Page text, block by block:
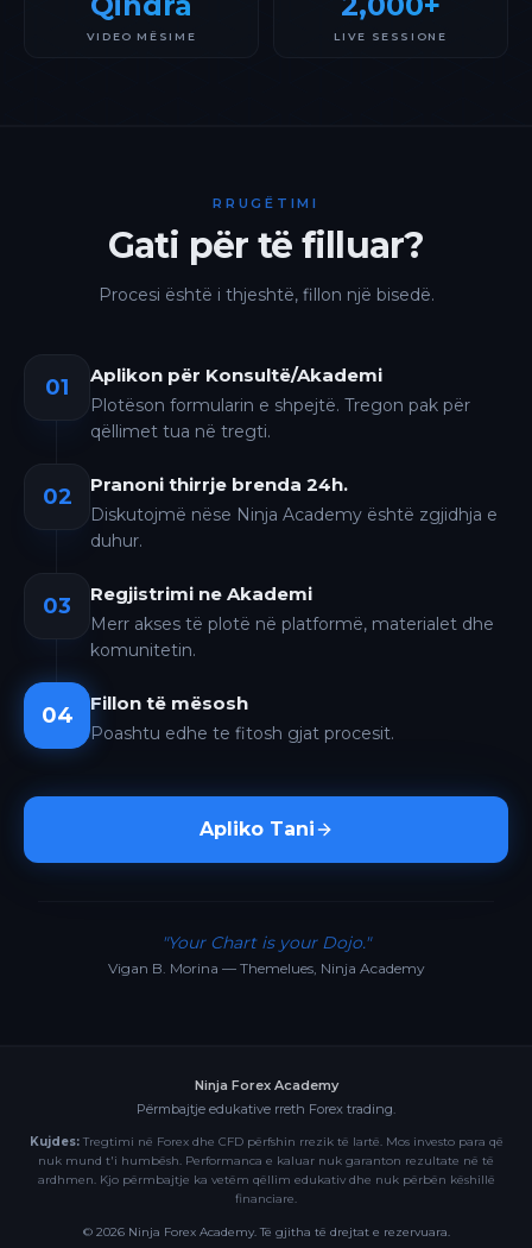
VIDEO MËSIME LIVE SESSIONE
RRUGËTIMI
Gati për të filluar?
Procesi është i thjeshtë, fillon një bisedë.
01 Aplikon për Konsultë/Akademi
Plotëson formularin e shpejtë. Tregon pak për
qëllimet tua në tregti.
02 Pranoni thirrje brenda 24h.
Diskutojmë nëse Ninja Academy është zgjidhja e
duhur.
03 Regjistrimi ne Akademi
Merr akses të plotë në platformë, materialet dhe
komunitetin.
04 Fillon të mësosh
Poashtu edhe te fitosh gjat procesit.
Apliko Tani
"Your Chart is your Dojo."
Vigan B. Morina — Themelues, Ninja Academy
Ninja Forex Academy
Përmbajtje edukative rreth Forex trading.
Kujdes:Tregtimi në Forex dhe CFD përfshin rrezik të lartë. Mos investo para që
nuk mund t'i humbësh. Performanca e kaluar nuk garanton rezultate në të
ardhmen. Kjo përmbajtje ka vetëm qëllim edukativ dhe nuk përbën këshillë
financiare.
© 2026Ninja Forex Academy. Të gjitha të drejtat e rezervuara.